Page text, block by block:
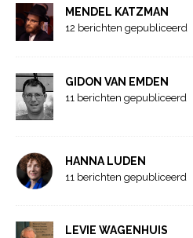
MENDEL KATZMAN
12 berichten gepubliceerd
GIDON VAN EMDEN
11 berichten gepubliceerd
HANNA LUDEN
11 berichten gepubliceerd
LEVIE WAGENHUIS